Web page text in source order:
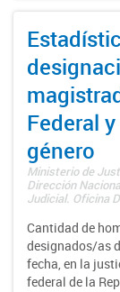
Federal
género
Ministerio de
Dirección
Judicial. Oficina
Cantidad de
designados/as
fecha, en la
federal de la